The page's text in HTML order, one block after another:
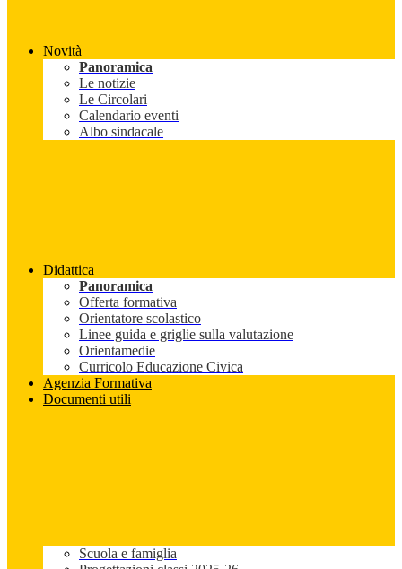
Novità
Panoramica
Le notizie
Le Circolari
Calendario eventi
Albo sindacale
Didattica
Panoramica
Offerta formativa
Orientatore scolastico
Linee guida e griglie sulla valutazione
Orientamedie
Curricolo Educazione Civica
Agenzia Formativa
Documenti utili
Scuola e famiglia